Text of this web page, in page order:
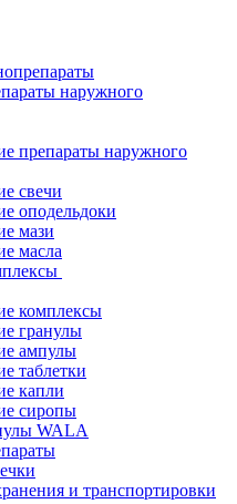
наружного
препараты наружного
свечи
оподельдоки
мази
масла
комплексы
гранулы
ампулы
таблетки
капли
сиропы
WALA
и транспортировки